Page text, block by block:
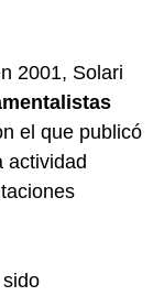
2001, Solari
el que publicó
actividad